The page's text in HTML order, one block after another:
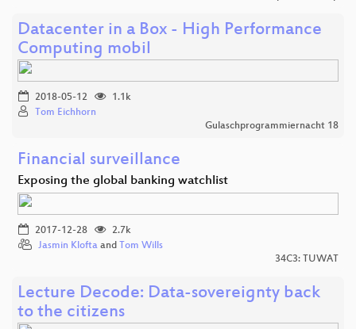
Datacenter in a Box - High Performance
Computing mobil
2018-05-12
1.1k
Tom Eichhorn
Gulaschprogrammiernacht 18
Financial surveillance
Exposing the global banking watchlist
2017-12-28
2.7k
Jasmin Klofta and Tom Wills
34C3: TUWAT
Lecture Decode: Data-sovereignty back
to the citizens